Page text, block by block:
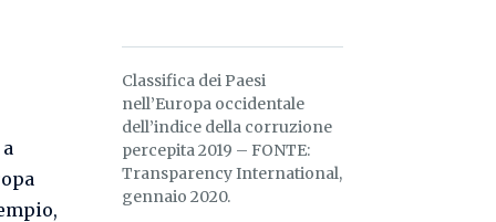
Classifica dei Paesi
nell’Europa occidentale
dell’indice della corruzione
percepita 2019 – FONTE:
Transparency International,
gennaio 2020.